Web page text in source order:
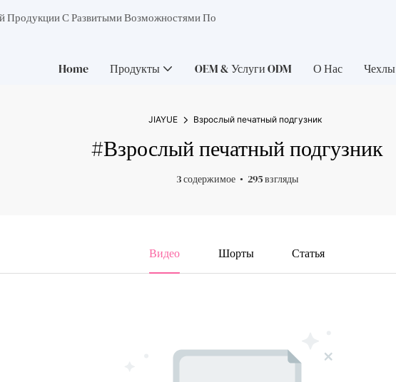
Продукции С Развитыми Возможностями По
Home Продукты OEM & Услуги ODM О Нас Чехлы
JIAYUE Взрослый печатный подгузник
#Взрослый печатный подгузник
3 содержимое 295 взгляды
Видео Шорты Статья